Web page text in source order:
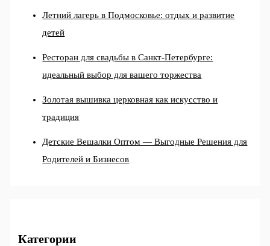
Летний лагерь в Подмосковье: отдых и развитие
детей
Ресторан для свадьбы в Санкт-Петербурге:
идеальный выбор для вашего торжества
Золотая вышивка церковная как искусство и
традиция
Детские Вешалки Оптом — Выгодные Решения для
Родителей и Бизнесов
Категории